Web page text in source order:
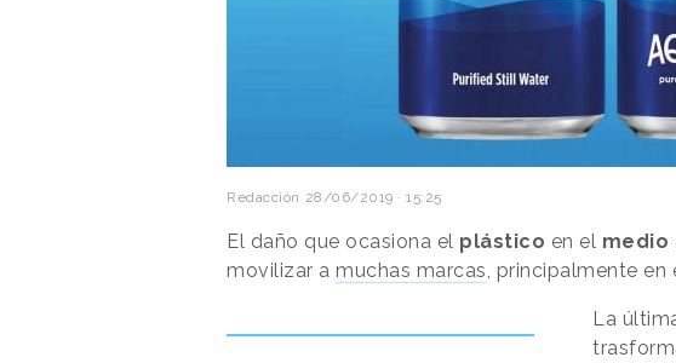
Redacción 28/06/2019 · 15:25
El daño que ocasiona el plástico en el medio
movilizar a muchas marcas , principalmente
La